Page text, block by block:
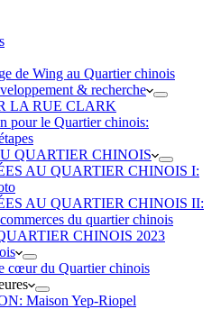
de Wing au Quartier chinois
& recherche
LA RUE CLARK
pour le Quartier chinois:
QUARTIER CHINOIS
AU QUARTIER CHINOIS I:
AU QUARTIER CHINOIS II:
du quartier chinois
CHINOIS 2023
cœur du Quartier chinois
Maison Yep-Riopel